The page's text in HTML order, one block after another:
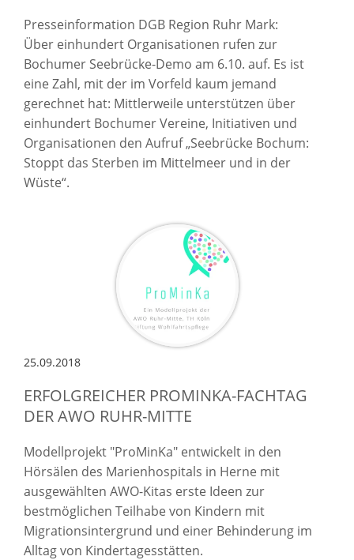
Presseinformation DGB Region Ruhr Mark:
Über einhundert Organisationen rufen zur
Bochumer Seebrücke-Demo am 6.10. auf. Es ist
eine Zahl, mit der im Vorfeld kaum jemand
gerechnet hat: Mittlerweile unterstützen über
einhundert Bochumer Vereine, Initiativen und
Organisationen den Aufruf „Seebrücke Bochum:
Stoppt das Sterben im Mittelmeer und in der
Wüste“.
25.09.2018
ERFOLGREICHER PROMINKA-FACHTAG
DER AWO RUHR-MITTE
Modellprojekt "ProMinKa" entwickelt in den
Hörsälen des Marienhospitals in Herne mit
ausgewählten AWO-Kitas erste Ideen zur
bestmöglichen Teilhabe von Kindern mit
Migrationsintergrund und einer Behinderung im
Alltag von Kindertagesstätten.